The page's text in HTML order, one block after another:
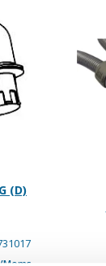
(D)